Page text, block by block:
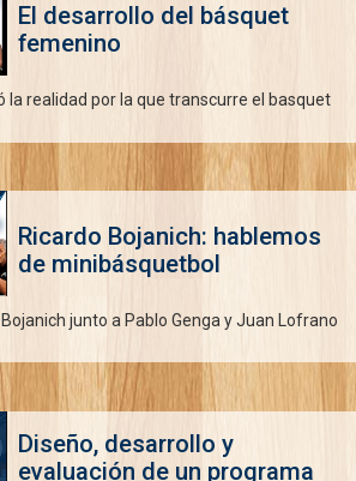
El desarrollo del básquet
femenino
la realidad por la que transcurre el basquet
Ricardo Bojanich: hablemos
de minibásquetbol
junto a Pablo Genga y Juan Lofrano
Diseño, desarrollo y
evaluación de un programa